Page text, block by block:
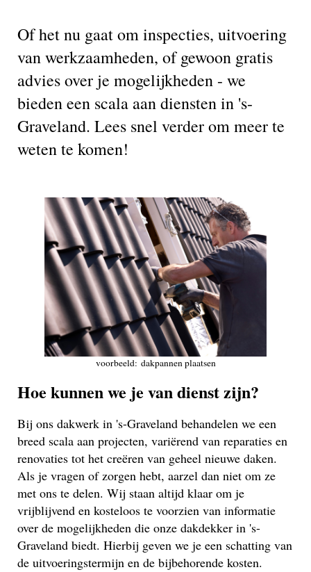
Of het nu gaat om inspecties, uitvoering
van werkzaamheden, of gewoon gratis
advies over je mogelijkheden - we
bieden een scala aan diensten in 's-
Graveland. Lees snel verder om meer te
weten te komen!
voorbeeld: dakpannen plaatsen
Hoe kunnen we je van dienst zijn?
Bij ons dakwerk in 's-Graveland behandelen we een
breed scala aan projecten, variërend van reparaties en
renovaties tot het creëren van geheel nieuwe daken.
Als je vragen of zorgen hebt, aarzel dan niet om ze
met ons te delen. Wij staan altijd klaar om je
vrijblijvend en kosteloos te voorzien van informatie
over de mogelijkheden die onze dakdekker in 's-
Graveland biedt. Hierbij geven we je een schatting van
de uitvoeringstermijn en de bijbehorende kosten.